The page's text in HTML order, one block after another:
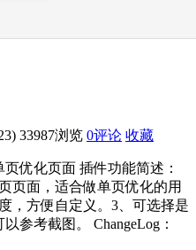
33987浏览 0评论 收藏
优化页面 插件功能简述：
页面，适合做单页优化的用
，方便自定义。3、可选择是
参考截图。 ChangeLog：